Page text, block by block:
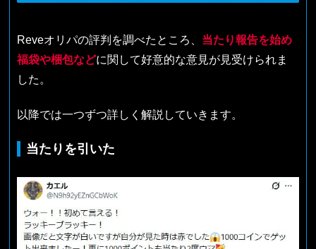
Reveオリパの評判を調べたところ、 当たり報告を始め
福袋や梱包などに関して好意的な意見が見受けられま
した。
以降では一つずつ詳しく解説していきます。
当たりを引いた